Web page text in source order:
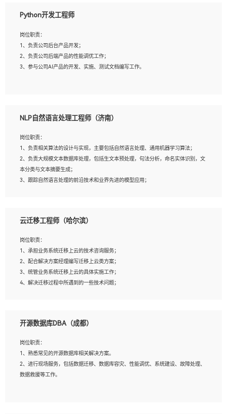
3、熟悉react/vue/angular任何一种前端框架，熟悉react优先；
5、善于沟通，具有团队意识；
Python开发工程师
岗位职责：
1、负责公司后台产品开发；
2、负责公司后端产品的性能调优工作；
3、参与公司AI产品的开发、实施、测试文档编写工作。
验的更佳；
3、熟悉数据库开发，熟悉Mysql、Oracle、MongoDb数据库应用开发其中一种；
4、熟悉Python Wed框架（Django/Flask...）代码能力优秀，熟悉编码规范和具备
良好的文档编写能力）；
5、沟通表达能力强，具备团队协作能力。
NLP自然语言处理工程师（济南）
岗位职责：
1、负责相关算法的设计与实现，主要包括自然语言处理、通用机器学习算法；
2、负责大规模文本数据库处理，包括生文本预处理，句法分析，命名实体识别，文
本分类与文本摘要生成；
3、跟踪自然语言处理的前沿技术和业界先进的模型应用；
岗位要求：
2、熟悉tensorflow，keras，pytorch等常规深度学习框架，快速根据客户需求实现
有效的模型；
3、熟悉掌握至少一种编程语言，如：Python，Java；
4、 熟悉NLP相关算法与实现；
5、至少有一次及以上问答系统的项目实践，熟悉问答系统全流程开发者优先；
云迁移工程师（哈尔滨）
岗位职责：
1、承担业务系统迁移上云的技术咨询服务；
2、配合解决方案经理编写迁移上云类方案；
3、统管业务系统迁移上云的具体实施工作；
4、解决迁移过程中所遇到的一些技术问题；
1、专科及以上学历，三年以上工作经验，计算机等相关专业；
3、熟悉常见操作系统、存储、网络、 IO 等相关原理；
4、具有迁移工具实操经验，具备P2V、V2V迁移能力；
5、熟练华为、VMware虚拟化、云计算及云存储技术；
6、熟悉主流数据库、应用服务器、中间件部署架构和运维方法；
开源数据库DBA（成都）
岗位职责：
1、熟悉常见的开源数据库相关解决方案。
2、进行现场服务，包括数据迁移、数据库容灾、性能调优、系统建设、故障处理、
数据救援等工作。